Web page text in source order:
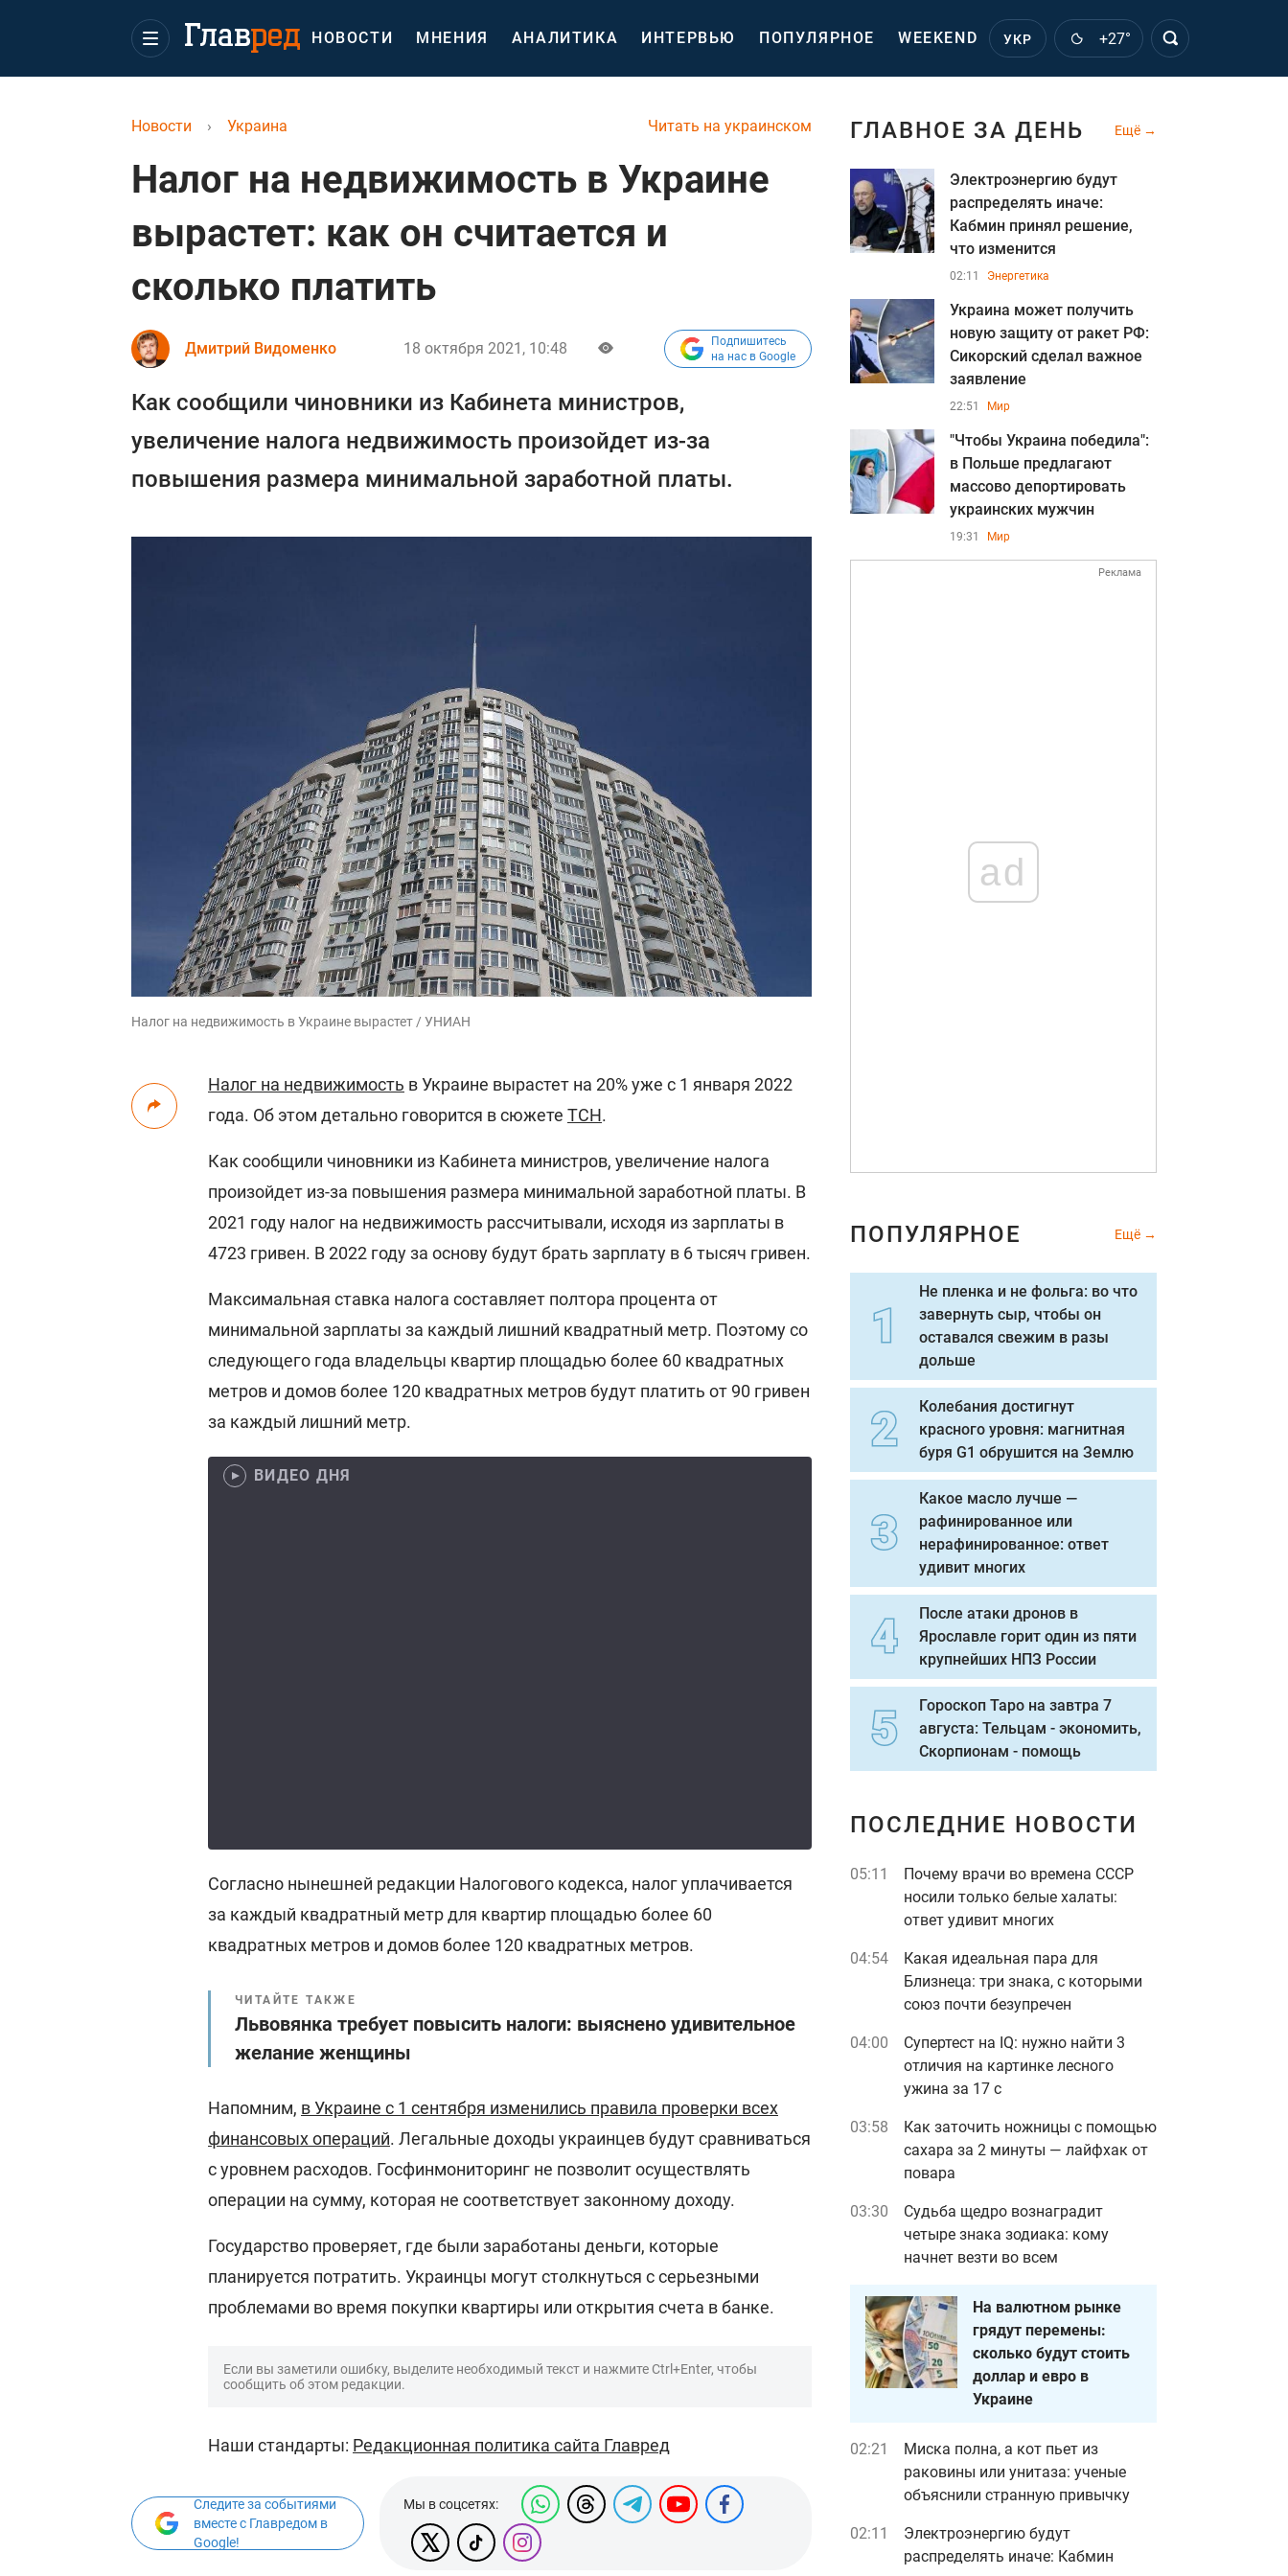
НОВОСТИ МНЕНИЯ АНАЛИТИКА ИНТЕРВЬЮ ПОПУЛЯРНОЕ WEEKEND УКР +27°
Читать на украинском
Новости › Украина
Налог на недвижимость в Украине
вырастет: как он считается и
сколько платить
Дмитрий Видоменко 18 октября 2021, 10:48
Подпишитесь
на нас в Google
Как сообщили чиновники из Кабинета министров,
увеличение налога недвижимость произойдет из-за
повышения размера минимальной заработной платы.
Налог на недвижимость в Украине вырастет / УНИАН
Налог на недвижимость в Украине вырастет на 20% уже с 1 января 2022
года. Об этом детально говорится в сюжете ТСН.
Как сообщили чиновники из Кабинета министров, увеличение налога
произойдет из-за повышения размера минимальной заработной платы. В
2021 году налог на недвижимость рассчитывали, исходя из зарплаты в
4723 гривен. В 2022 году за основу будут брать зарплату в 6 тысяч гривен.
Максимальная ставка налога составляет полтора процента от
минимальной зарплаты за каждый лишний квадратный метр. Поэтому со
следующего года владельцы квартир площадью более 60 квадратных
метров и домов более 120 квадратных метров будут платить от 90 гривен
за каждый лишний метр.
ВИДЕО ДНЯ
Согласно нынешней редакции Налогового кодекса, налог уплачивается
за каждый квадратный метр для квартир площадью более 60
квадратных метров и домов более 120 квадратных метров.
ЧИТАЙТЕ ТАКЖЕ
Львовянка требует повысить налоги: выяснено удивительное
желание женщины
Напомним, в Украине с 1 сентября изменились правила проверки всех
финансовых операций. Легальные доходы украинцев будут сравниваться
с уровнем расходов. Госфинмониторинг не позволит осуществлять
операции на сумму, которая не соответствует законному доходу.
Государство проверяет, где были заработаны деньги, которые
планируется потратить. Украинцы могут столкнуться с серьезными
проблемами во время покупки квартиры или открытия счета в банке.
Если вы заметили ошибку, выделите необходимый текст и нажмите Ctrl+Enter, чтобы
сообщить об этом редакции.
Наши стандарты: Редакционная политика сайта Главред
Следите за событиями
вместе с Главредом в
Google!
Мы в соцсетях:
ГЛАВНОЕ ЗА ДЕНЬ Ещё
Электроэнергию будут
распределять иначе:
Кабмин принял решение,
что изменится
02:11 Энергетика
Украина может получить
новую защиту от ракет РФ:
Сикорский сделал важное
заявление
22:51 Мир
"Чтобы Украина победила":
в Польше предлагают
массово депортировать
украинских мужчин
19:31 Мир
Реклама
ad
ПОПУЛЯРНОЕ Ещё
Не пленка и не фольга: во что
завернуть сыр, чтобы он
оставался свежим в разы
дольше
Колебания достигнут
красного уровня: магнитная
буря G1 обрушится на Землю
Какое масло лучше —
рафинированное или
нерафинированное: ответ
удивит многих
После атаки дронов в
Ярославле горит один из пяти
крупнейших НПЗ России
Гороскоп Таро на завтра 7
августа: Тельцам - экономить,
Скорпионам - помощь
ПОСЛЕДНИЕ НОВОСТИ
05:11
Почему врачи во времена СССР
носили только белые халаты:
ответ удивит многих
04:54
Какая идеальная пара для
Близнеца: три знака, с которыми
союз почти безупречен
04:00
Супертест на IQ: нужно найти 3
отличия на картинке лесного
ужина за 17 с
03:58
Как заточить ножницы с помощью
сахара за 2 минуты — лайфхак от
повара
03:30
Судьба щедро вознаградит
четыре знака зодиака: кому
начнет везти во всем
На валютном рынке
грядут перемены:
сколько будут стоить
доллар и евро в
Украине
02:21
Миска полна, а кот пьет из
раковины или унитаза: ученые
объяснили странную привычку
02:11
Электроэнергию будут
распределять иначе: Кабмин